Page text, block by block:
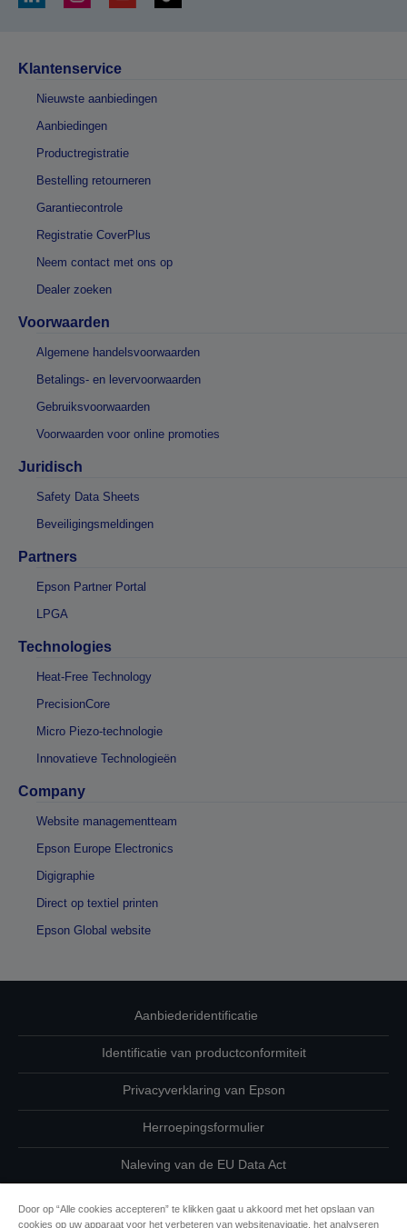
Klantenservice
Nieuwste aanbiedingen
Aanbiedingen
Productregistratie
Bestelling retourneren
Garantiecontrole
Registratie CoverPlus
Neem contact met ons op
Dealer zoeken
Voorwaarden
Algemene handelsvoorwaarden
Betalings- en levervoorwaarden
Gebruiksvoorwaarden
Voorwaarden voor online promoties
Juridisch
Safety Data Sheets
Beveiligingsmeldingen
Partners
Epson Partner Portal
LPGA
Technologies
Heat-Free Technology
PrecisionCore
Micro Piezo-technologie
Innovatieve Technologieën
Company
Website managementteam
Epson Europe Electronics
Digigraphie
Direct op textiel printen
Epson Global website
Aanbiederidentificatie
Identificatie van productconformiteit
Privacyverklaring van Epson
Herroepingsformulier
Naleving van de EU Data Act
Neem contact met ons op betreffende uw gegevens
Door op “Alle cookies accepteren” te klikken gaat u akkoord met het opslaan van
cookies op uw apparaat voor het verbeteren van websitenavigatie, het analyseren